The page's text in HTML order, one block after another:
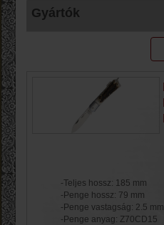
Gyártók
-Teljes hossz: 185 mm
-Penge hossz: 79 mm
-Penge vastagság: 2.5 mm
-Penge anyag: Z70CD15